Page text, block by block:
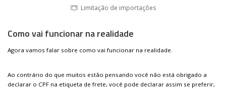
Limitação de importações
Como vai funcionar na realidade
Agora vamos falar sobre como vai funcionar na realidade.
Ao contrário do que muitos estão pensando você não está obrigado a
declarar o CPF na etiqueta de frete, você pode declarar assim se preferir,